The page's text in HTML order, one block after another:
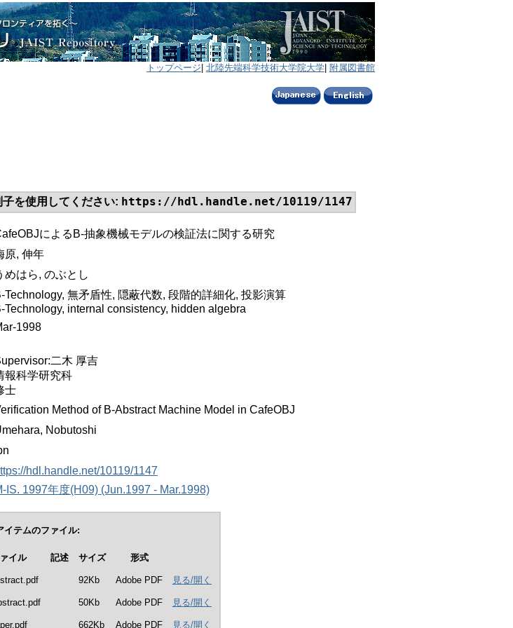
トップページ 北陸先端科学技術大学院大学 附属図書館
を使用してください: https://hdl.handle.net/10119/1147
によるB-抽象機械モデルの検証法に関する研究
原, 伸年
めはら, のぶとし
Technology, 無矛盾性, 隠蔽代数, 段階的詳細化, 投影演算
Technology, internal consistency, hidden algebra
1998
二木 厚吉
報科学研究科
士
Method of B-Abstract Machine Model in CafeOBJ
Nobutoshi
hdl.handle.net/10119/1147
IS. 1997年度(H09) (Jun.1997 - Mar.1998)
イテムのファイル:
イル 記述 サイズ 形式
92Kb Adobe PDF 見る/開く
50Kb Adobe PDF 見る/開く
662Kb Adobe PDF 見る/開く